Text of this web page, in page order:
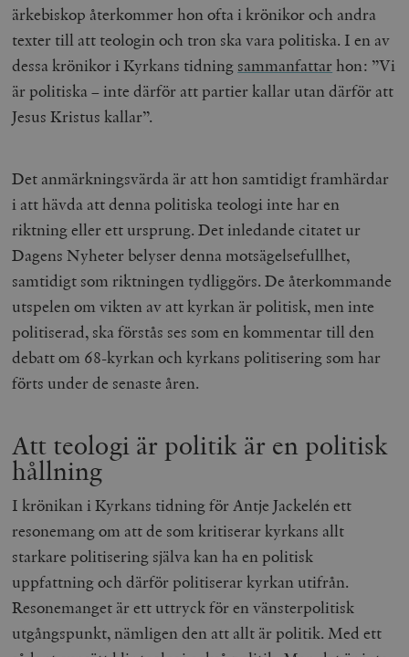
ärkebiskop återkommer hon ofta i krönikor och andra
texter till att teologin och tron ska vara politiska. I en av
dessa krönikor i Kyrkans tidning sammanfattarhon: ”Vi
är politiska – inte därför att partier kallar utan därför att
Jesus Kristus kallar”.
Det anmärkningsvärda är att hon samtidigt framhärdar
i att hävda att denna politiska teologi inte har en
riktning eller ett ursprung. Det inledande citatet ur
Dagens Nyheter belyser denna motsägelsefullhet,
samtidigt som riktningen tydliggörs. De återkommande
utspelen om vikten av att kyrkan är politisk, men inte
politiserad, ska förstås ses som en kommentar till den
debatt om 68-kyrkan och kyrkans politisering som har
förts under de senaste åren.
Att teologi är politik är en politisk
hållning
I krönikan i Kyrkans tidning för Antje Jackelén ett
resonemang om att de som kritiserar kyrkans allt
starkare politisering själva kan ha en politisk
uppfattning och därför politiserar kyrkan utifrån.
Resonemanget är ett uttryck för en vänsterpolitisk
utgångspunkt, nämligen den att allt är politik. Med ett